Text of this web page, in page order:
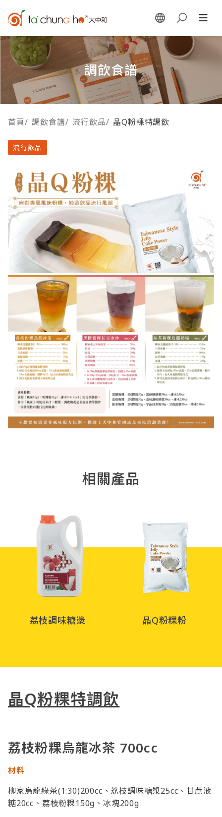
調飲食譜
首頁/ 調飲食譜/ 流行飲品/ 晶Q粉粿特調飲
流行飲品
相關產品
荔枝調味糖漿 晶Q粉粿粉
晶Q粉粿特調飲
荔枝粉粿烏龍冰茶 700cc
材料
柳家烏龍綠茶(1:30)200cc、荔枝調味糖漿25cc、甘蔗液
糖20cc、荔枝粉粿150g、冰塊200g